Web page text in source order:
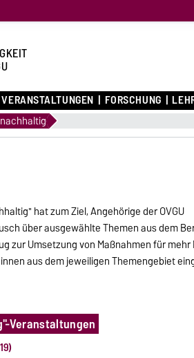
FORSCHUNG
hat zum Ziel, Angehörige der OVGU
über ausgewählte Themen aus dem
zur Umsetzung von Maßnahmen für
aus dem jeweiligen Themengebiet
Veranstaltungen